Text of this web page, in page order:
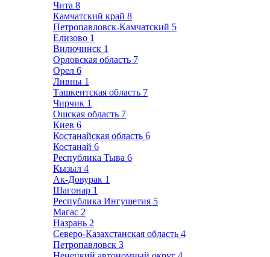
Чита 8
Камчатский край 8
Петропавловск-Камчатский 5
Елизово 1
Вилючинск 1
Орловская область 7
Орел 6
Ливны 1
Ташкентская область 7
Чирчик 1
Ошская область 7
Киев 6
Костанайская область 6
Костанай 6
Республика Тыва 6
Кызыл 4
Ак-Довурак 1
Шагонар 1
Республика Ингушетия 5
Магас 2
Назрань 2
Северо-Казахстанская область 4
Петропавловск 3